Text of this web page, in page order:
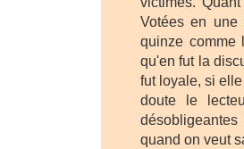
Votées en
quinze comme
qu'en fut la
fut loyale, si
doute le
quand on veut